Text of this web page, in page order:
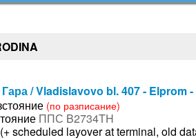
/ Vladislavovo bl. 407 - Elprom
(по разписание)
ППС B2734TH
scheduled layover at terminal, old